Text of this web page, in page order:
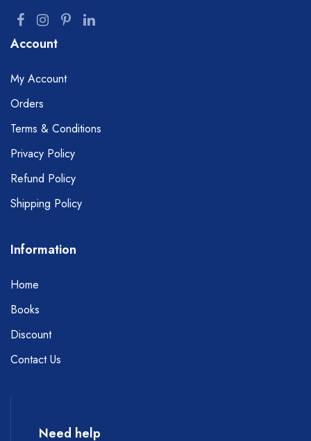
Account
My Account
Orders
Terms & Conditions
Privacy Policy
Refund Policy
Shipping Policy
Information
Home
Books
Discount
Contact Us
Need help